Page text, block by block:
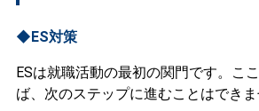
◆ES対策
ESは就職活動の最初の関門です。こ
ば、次のステップに進むことはできま